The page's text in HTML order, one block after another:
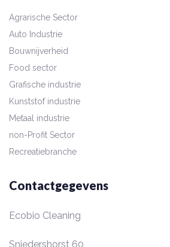
Agrarische Sector
Auto Industrie
Bouwnijverheid
Food sector
Grafische industrie
Kunststof industrie
Metaal industrie
non-Profit Sector
Recreatiebranche
Contactgegevens
Ecobio Cleaning
Sniedershorst 60